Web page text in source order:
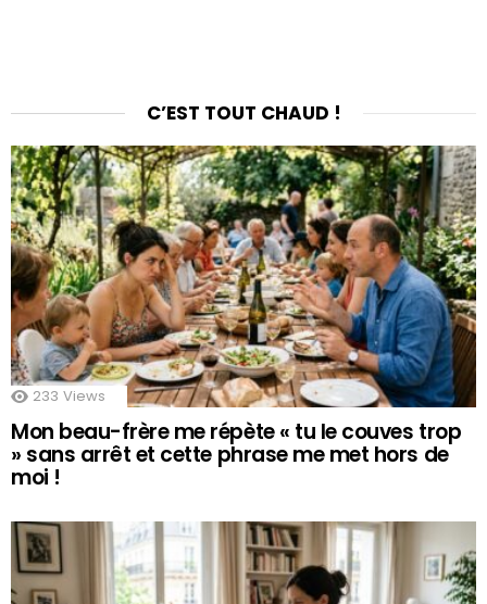
C’EST TOUT CHAUD !
233 Views
Mon beau-frère me répète « tu le couves trop
» sans arrêt et cette phrase me met hors de
moi !